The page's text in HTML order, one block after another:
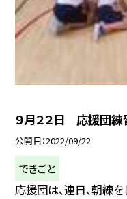
９月２２日 応援団練
公開日 2022/09/22
できごと
応援団は、連日、朝練